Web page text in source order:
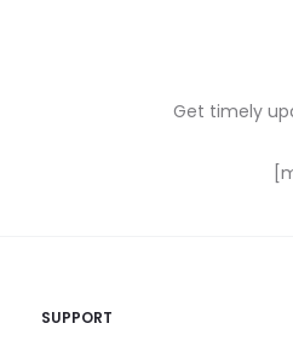
Get timely
SUPPORT